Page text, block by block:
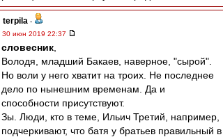
terpila -
30 июн 2019 22:37
словесник
Володя, младший Бакаев, наверное, "сырой".
Но воли у него хватит на троих. Не последнее
дело по нынешним временам. Да и
способности присутствуют.
Зы. Люди, кто в теме, Ильич Третий, например,
подчеркивают, что батя у братьев правильный в